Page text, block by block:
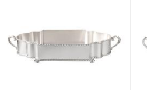
Móveis
Decoração